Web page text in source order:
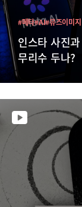
인스타 사진
무리수 두나?
#메타#AI#뮤즈이미지